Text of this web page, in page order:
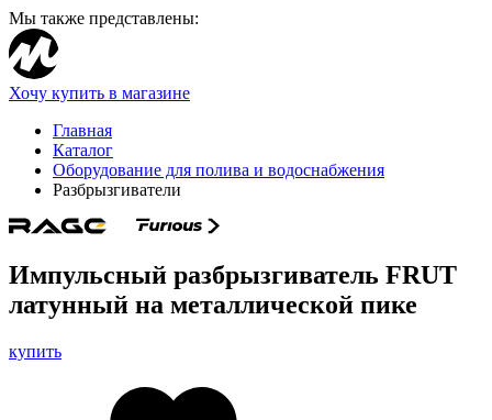
Мы также представлены:
Хочу купить в магазине
Главная
Каталог
Оборудование для полива и водоснабжения
Разбрызгиватели
Импульсный разбрызгиватель FRUT
латунный на металлической пике
купить